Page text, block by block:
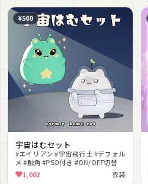
¥500
宇宙はむセット
#エイリアン #宇宙飛行士 #デフォル
メ #触角 #PSD付き #ON/OFF切替
1,002 衣装